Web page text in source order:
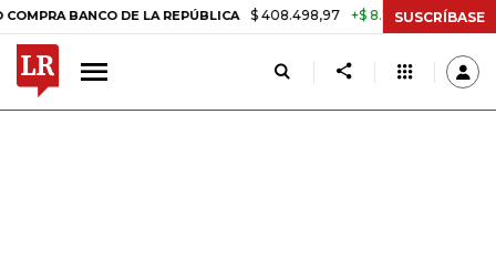
DE LA REPÚBLICA $ 408.498,97 +$ 8.753,81 +2,19% TASA
SUSCRÍBASE